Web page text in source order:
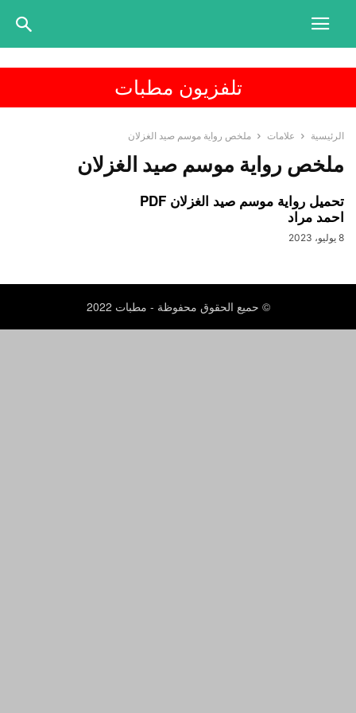
تلفزيون مطبات
الرئيسية علامات ملخص رواية موسم صيد الغزلان
ملخص رواية موسم صيد الغزلان
تحميل رواية موسم صيد الغزلان PDF
احمد مراد
8 يوليو، 2023
© حميع الحقوق محفوظة - مطبات 2022